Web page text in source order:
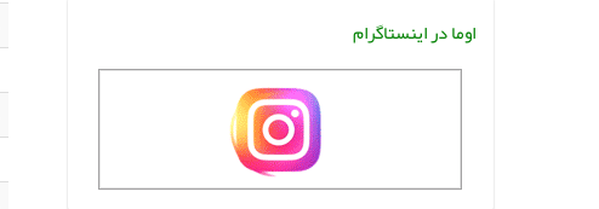
اوما در اینستاگرام